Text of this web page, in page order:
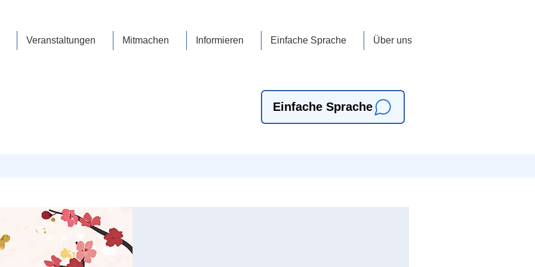
Veranstaltungen Mitmachen Informieren Einfache Sprache Über uns
Einfache Sprache